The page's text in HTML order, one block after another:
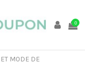
0
MODE DE